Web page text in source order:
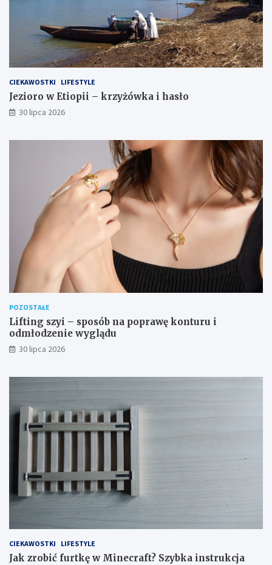
CIEKAWOSTKI LIFESTYLE
Jezioro w Etiopii – krzyżówka i hasło
30 lipca 2026
POZOSTAŁE
Lifting szyi – sposób na poprawę konturu i
odmłodzenie wyglądu
30 lipca 2026
CIEKAWOSTKI LIFESTYLE
Jak zrobić furtkę w Minecraft? Szybka instrukcja